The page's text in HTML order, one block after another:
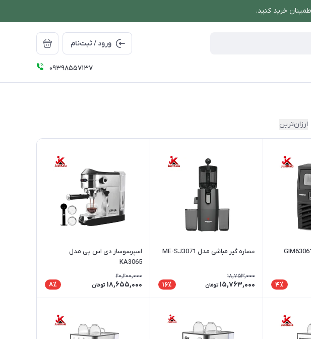
خرید کنید.
ورود / ثبت‌نام
09398557137
ارزان‌ترین
4٪
عصاره گیر مباشی مدل ME-SJ3071
18,753,000
15,763,000 تومان 16٪
اسپرسوساز دی اس پی مدل
KA3065
20,200,000
18,655,000 تومان 8٪